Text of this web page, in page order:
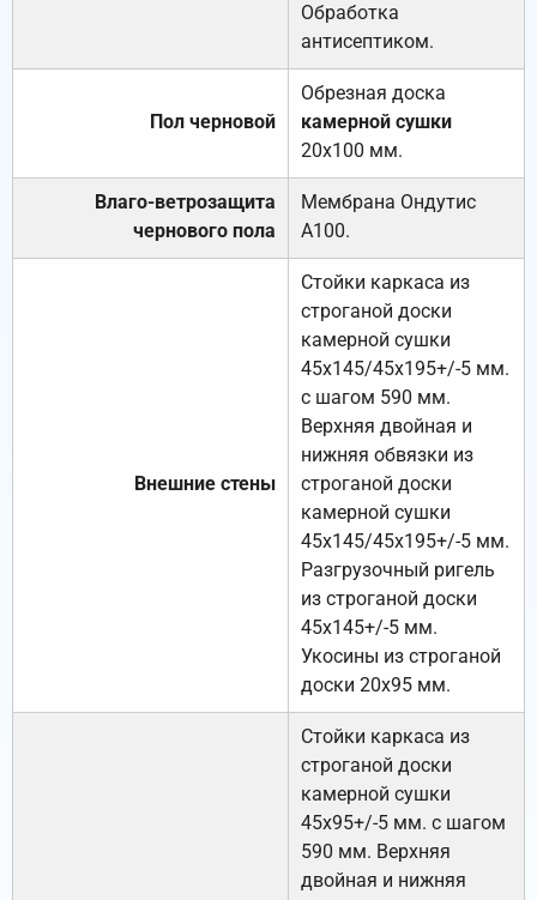
Обработка
антисептиком.
Пол черновой
Обрезная доска
камерной сушки
20х100 мм.
Влаго-ветрозащита
чернового пола
Мембрана Ондутис
А100.
Внешние стены
Стойки каркаса из
строганой доски
камерной сушки
45х145/45х195+/-5 мм.
с шагом 590 мм.
Верхняя двойная и
нижняя обвязки из
строганой доски
камерной сушки
45х145/45х195+/-5 мм.
Разгрузочный ригель
из строганой доски
45х145+/-5 мм.
Укосины из строганой
доски 20х95 мм.
Стойки каркаса из
строганой доски
камерной сушки
45х95+/-5 мм. с шагом
590 мм. Верхняя
двойная и нижняя